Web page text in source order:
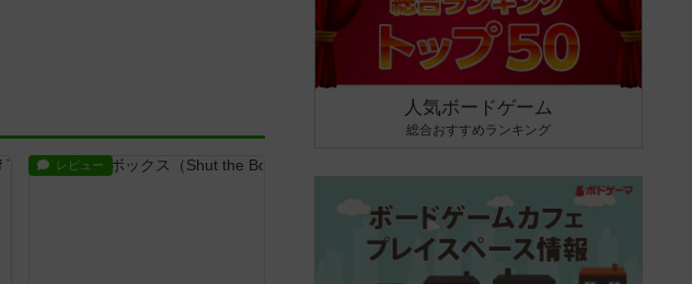
レビュー
人気ボードゲーム
総合おすすめランキング